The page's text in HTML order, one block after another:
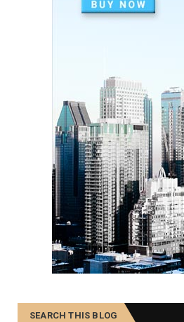
SOCIAL
SEARCH THIS BLOG